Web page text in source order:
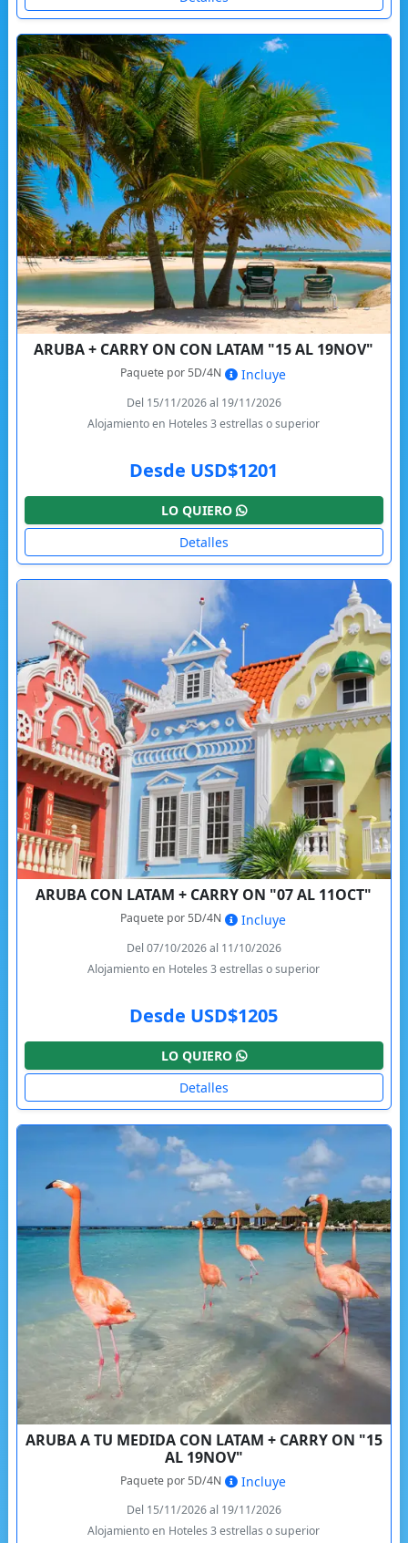
ARUBA + CARRY ON CON LATAM "15 AL 19NOV"
Paquete por 5D/4N Incluye
Del 15/11/2026 al 19/11/2026
Alojamiento en Hoteles 3 estrellas o superior
Desde USD$1201
LO QUIERO
Detalles
ARUBA CON LATAM + CARRY ON "07 AL 11OCT"
Paquete por 5D/4N Incluye
Del 07/10/2026 al 11/10/2026
Alojamiento en Hoteles 3 estrellas o superior
Desde USD$1205
LO QUIERO
Detalles
ARUBA A TU MEDIDA CON LATAM + CARRY ON "15
AL 19NOV"
Paquete por 5D/4N Incluye
Del 15/11/2026 al 19/11/2026
Alojamiento en Hoteles 3 estrellas o superior